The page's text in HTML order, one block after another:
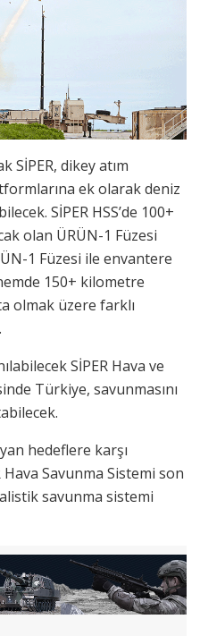
SİPER, dikey atım
ek olarak deniz
SİPER HSS’de 100+
olan ÜRÜN-1 Füzesi
1 Füzesi ile envantere
150+ kilometre
olmak üzere farklı
SİPER Hava ve
Türkiye, savunmasını
hedeflere karşı
Hava Savunma Sistemi son
savunma sistemi